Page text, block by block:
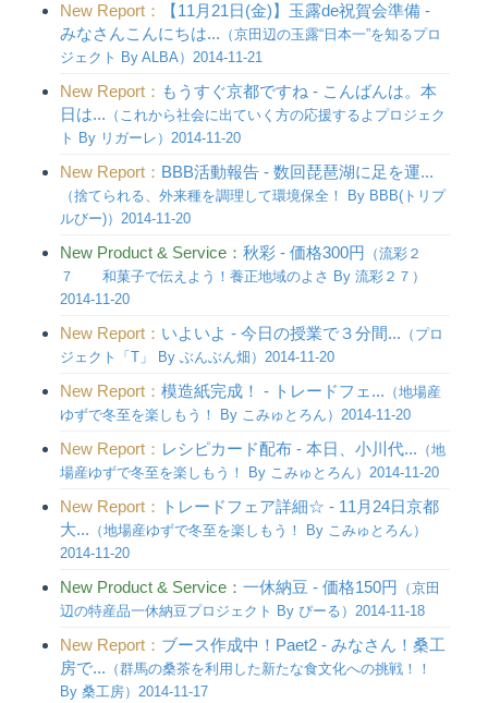
New Report：
【11月21日(金)】玉露de祝賀会準備 -
みなさんこんにちは... （京田辺の玉露“日本一”を知るプロ
ジェクト By ALBA）2014-11-21
New Report： もうすぐ京都ですね - こんばんは。本
日は... （これから社会に出ていく方の応援するよプロジェク
ト By リガーレ）2014-11-20
New Report： BBB活動報告 - 数回琵琶湖に足を運...
（捨てられる、外来種を調理して環境保全！ By BBB(トリプ
ルびー)）2014-11-20
New Product & Service： 秋彩 - 価格300円
（流彩２
７ 和菓子で伝えよう！養正地域のよさ By 流彩２７）
2014-11-20
New Report： いよいよ - 今日の授業で３分間... （プロ
ジェクト「T」 By ぶんぶん畑）2014-11-20
New Report： 模造紙完成！ - トレードフェ... （地場産
ゆずで冬至を楽しもう！ By こみゅとろん）2014-11-20
New Report： レシピカード配布 - 本日、小川代... （地
場産ゆずで冬至を楽しもう！ By こみゅとろん）2014-11-20
New Report：
トレードフェア詳細☆ - 11月24日京都
大... （地場産ゆずで冬至を楽しもう！ By こみゅとろん）
2014-11-20
New Product & Service： 一休納豆 - 価格150円
（京田
辺の特産品一休納豆プロジェクト By ぴーる）2014-11-18
New Report： ブース作成中！Paet2 - みなさん！桑工
房で... （群馬の桑茶を利用した新たな食文化への挑戦！！
By 桑工房）2014-11-17